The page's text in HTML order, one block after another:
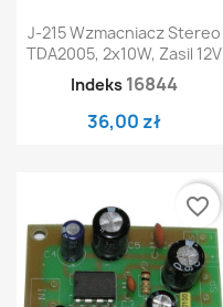
J-215 Wzmacniacz Stereo
TDA2005, 2x10W, Zasil 12V
Indeks 16844
36,00 zł
favorite_border